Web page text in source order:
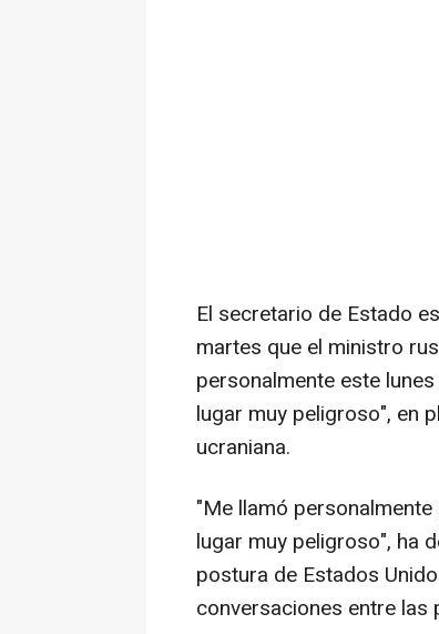
El secretario de Estado
martes que el ministro
personalmente este
lugar muy peligroso", en
ucraniana.
"Me llamó
lugar muy peligroso", ha
postura de Estados
conversaciones entre las